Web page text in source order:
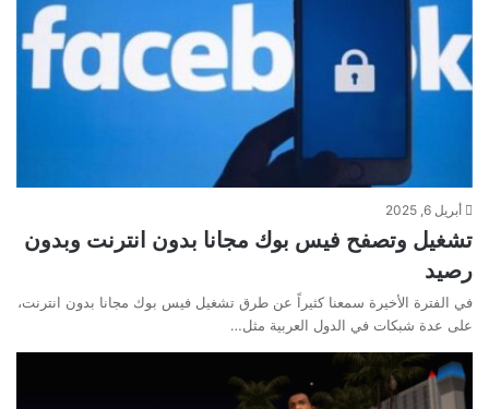
أبريل 6, 2025
تشغيل وتصفح فيس بوك مجانا بدون انترنت وبدون
رصيد
في الفترة الأخيرة سمعنا كثيراً عن طرق تشغيل فيس بوك مجانا بدون انترنت،
على عدة شبكات في الدول العربية مثل…